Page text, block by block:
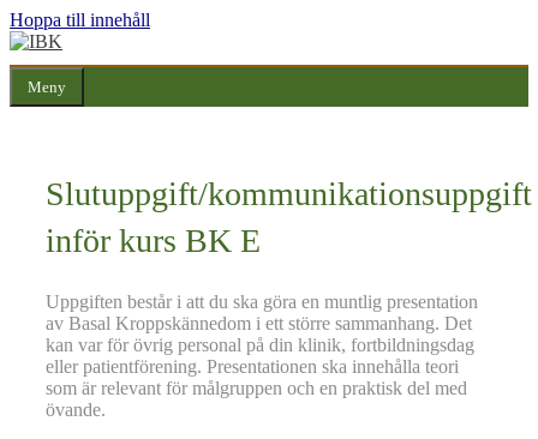
Hoppa till innehåll
Meny
Slutuppgift/kommunikationsuppgift
inför kurs BK E
Uppgiften består i att du ska göra en muntlig presentation
av Basal Kroppskännedom i ett större sammanhang. Det
kan var för övrig personal på din klinik, fortbildningsdag
eller patientförening. Presentationen ska innehålla teori
som är relevant för målgruppen och en praktisk del med
övande.